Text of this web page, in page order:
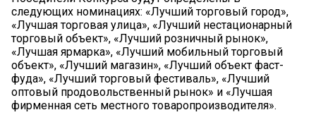
следующих номинациях: «Лучший торговый город»,
«Лучшая торговая улица», «Лучший нестационарный
торговый объект», «Лучший розничный рынок»,
«Лучшая ярмарка», «Лучший мобильный торговый
объект», «Лучший магазин», «Лучший объект фаст-
фуда», «Лучший торговый фестиваль», «Лучший
оптовый продовольственный рынок» и «Лучшая
фирменная сеть местного товаропроизводителя».